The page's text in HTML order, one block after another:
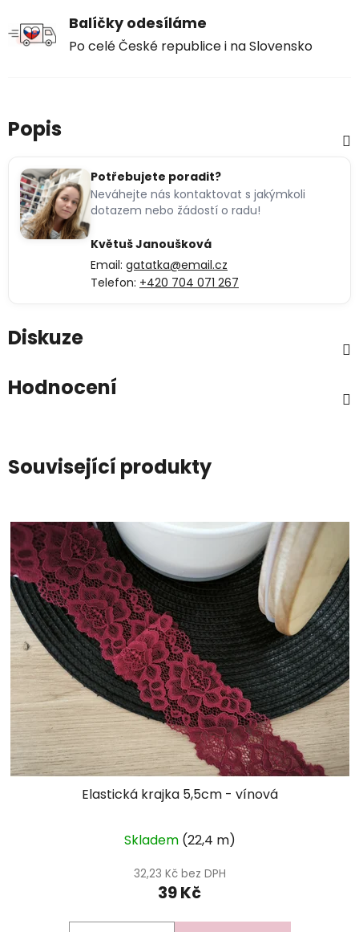
Balíčky odesíláme
Po celé České republice i na Slovensko
Popis
Potřebujete poradit?
Neváhejte nás kontaktovat s jakýmkoli
dotazem nebo žádostí o radu!
Květuš Janoušková
Email: gatatka@email.cz
Telefon: +420 704 071 267
Diskuze
Hodnocení
Související produkty
Elastická krajka 5,5cm - vínová
Skladem (22,4 m)
32,23 Kč bez DPH
39 Kč